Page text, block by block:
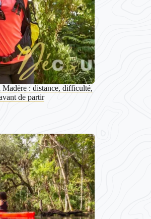
Madère : distance, difficulté,
de partir